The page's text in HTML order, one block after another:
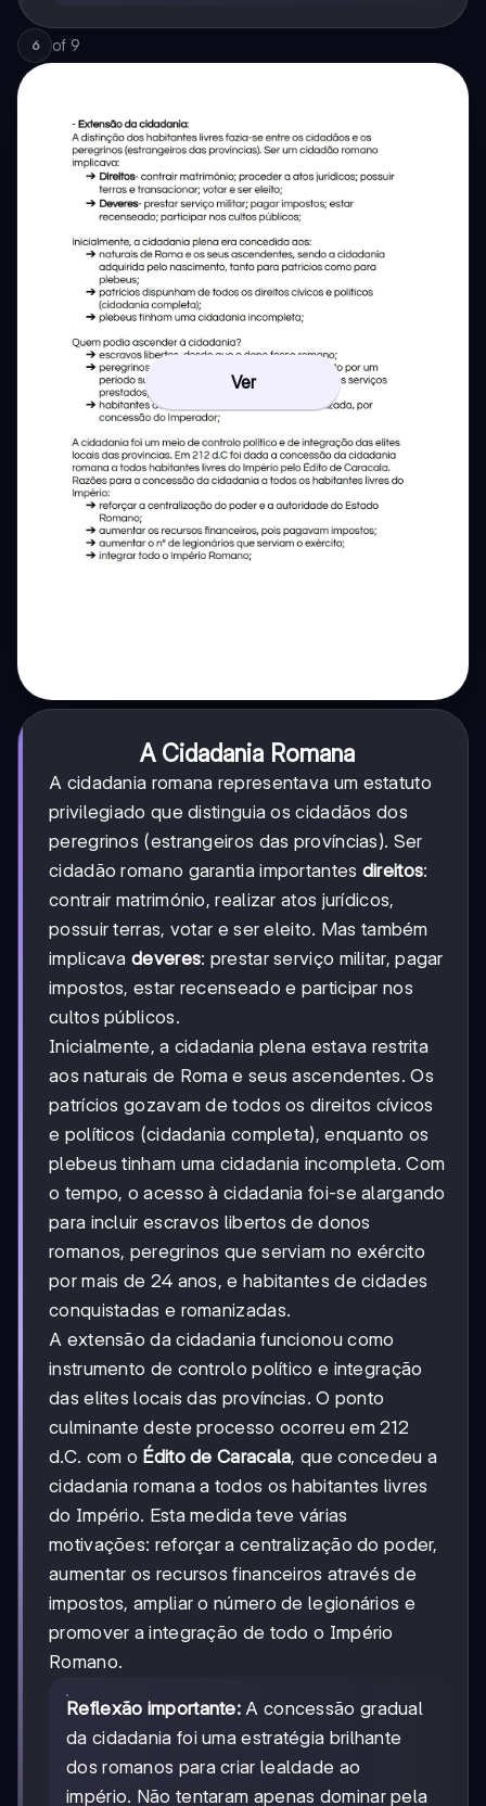
6 of 9
Ver
A Cidadania Romana
A cidadania romana representava um estatuto
privilegiado que distinguia os cidadãos dos
peregrinos (estrangeiros das províncias). Ser
cidadão romano garantia importantes direitos:
contrair matrimónio, realizar atos jurídicos,
possuir terras, votar e ser eleito. Mas também
implicava deveres: prestar serviço militar, pagar
impostos, estar recenseado e participar nos
cultos públicos.
Inicialmente, a cidadania plena estava restrita
aos naturais de Roma e seus ascendentes. Os
patrícios gozavam de todos os direitos cívicos
e políticos (cidadania completa), enquanto os
plebeus tinham uma cidadania incompleta. Com
o tempo, o acesso à cidadania foi-se alargando
para incluir escravos libertos de donos
romanos, peregrinos que serviam no exército
por mais de 24 anos, e habitantes de cidades
conquistadas e romanizadas.
A extensão da cidadania funcionou como
instrumento de controlo político e integração
das elites locais das províncias. O ponto
culminante deste processo ocorreu em 212
d.C. com o Édito de Caracala, que concedeu a
cidadania romana a todos os habitantes livres
do Império. Esta medida teve várias
motivações: reforçar a centralização do poder,
aumentar os recursos financeiros através de
impostos, ampliar o número de legionários e
promover a integração de todo o Império
Romano.
Reflexão importante: A concessão gradual
da cidadania foi uma estratégia brilhante
dos romanos para criar lealdade ao
império. Não tentaram apenas dominar pela